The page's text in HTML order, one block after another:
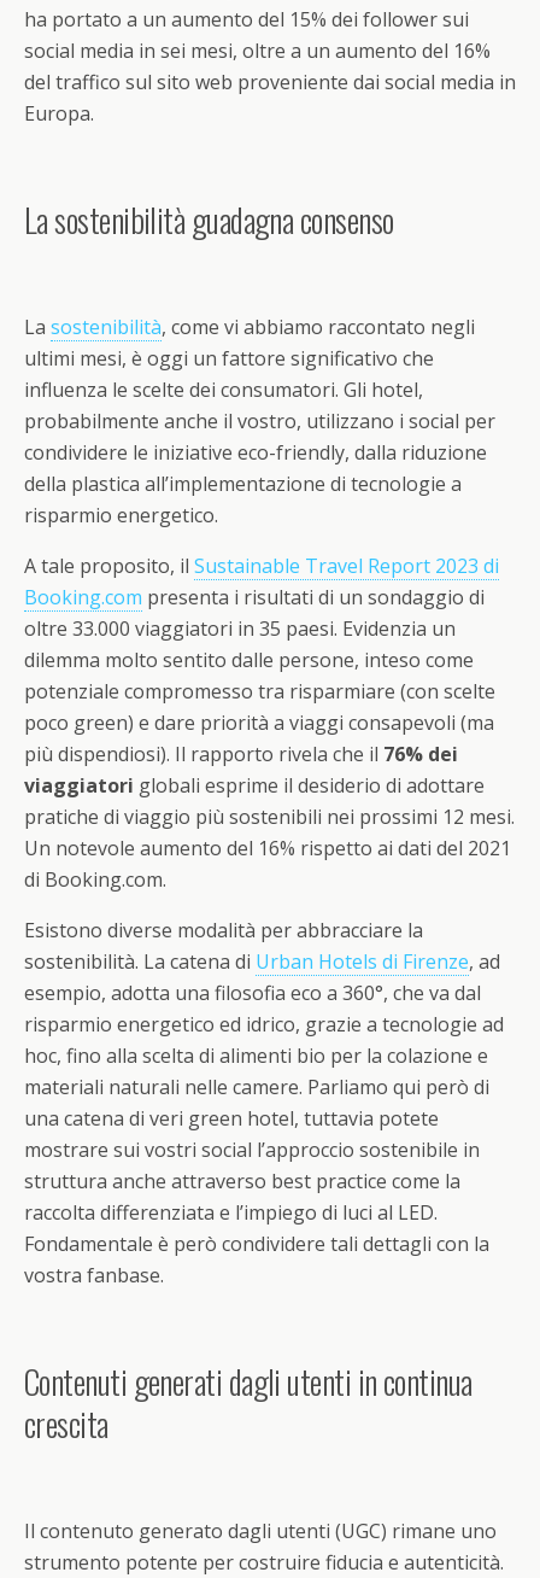
ha portato a un aumento del 15% dei follower sui
social media in sei mesi, oltre a un aumento del 16%
del traffico sul sito web proveniente dai social media in
Europa.
La sostenibilità guadagna consenso
La sostenibilità, come vi abbiamo raccontato negli
ultimi mesi, è oggi un fattore significativo che
influenza le scelte dei consumatori. Gli hotel,
probabilmente anche il vostro, utilizzano i social per
condividere le iniziative eco-friendly, dalla riduzione
della plastica all’implementazione di tecnologie a
risparmio energetico.
A tale proposito, il Sustainable Travel Report 2023 di
Booking.com presenta i risultati di un sondaggio di
oltre 33.000 viaggiatori in 35 paesi. Evidenzia un
dilemma molto sentito dalle persone, inteso come
potenziale compromesso tra risparmiare (con scelte
poco green) e dare priorità a viaggi consapevoli (ma
più dispendiosi). Il rapporto rivela che il 76% dei
viaggiatori globali esprime il desiderio di adottare
pratiche di viaggio più sostenibili nei prossimi 12 mesi.
Un notevole aumento del 16% rispetto ai dati del 2021
di Booking.com.
Esistono diverse modalità per abbracciare la
sostenibilità. La catena di Urban Hotels di Firenze, ad
esempio, adotta una filosofia eco a 360°, che va dal
risparmio energetico ed idrico, grazie a tecnologie ad
hoc, fino alla scelta di alimenti bio per la colazione e
materiali naturali nelle camere. Parliamo qui però di
una catena di veri green hotel, tuttavia potete
mostrare sui vostri social l’approccio sostenibile in
struttura anche attraverso best practice come la
raccolta differenziata e l’impiego di luci al LED.
Fondamentale è però condividere tali dettagli con la
vostra fanbase.
Contenuti generati dagli utenti in continua
crescita
Il contenuto generato dagli utenti (UGC) rimane uno
strumento potente per costruire fiducia e autenticità.